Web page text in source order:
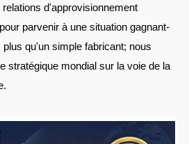
d'approvisionnement
parvenir à une situation gagnant-
qu'un simple fabricant; nous
stratégique mondial sur la voie de la